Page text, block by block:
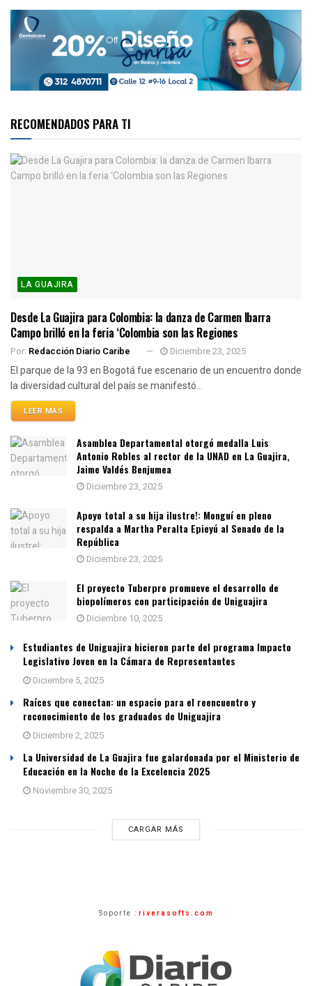
RECOMENDADOS PARA TI
LA GUAJIRA
Desde La Guajira para Colombia: la danza de Carmen Ibarra
Campo brilló en la feria ‘Colombia son las Regiones
Por: Redacción Diario Caribe Diciembre 23, 2025
El parque de la 93 en Bogotá fue escenario de un encuentro donde
la diversidad cultural del país se manifestó...
LEER MÁS
Asamblea Departamental otorgó medalla Luis
Antonio Robles al rector de la UNAD en La Guajira,
Jaime Valdés Benjumea
Diciembre 23, 2025
Apoyo total a su hija ilustre!: Monguí en pleno
respalda a Martha Peralta Epieyú al Senado de la
República
Diciembre 23, 2025
El proyecto Tuberpro promueve el desarrollo de
biopolímeros con participación de Uniguajira
Diciembre 10, 2025
Estudiantes de Uniguajira hicieron parte del programa Impacto
Legislativo Joven en la Cámara de Representantes
Diciembre 5, 2025
Raíces que conectan: un espacio para el reencuentro y
reconocimiento de los graduados de Uniguajira
Diciembre 2, 2025
La Universidad de La Guajira fue galardonada por el Ministerio de
Educación en la Noche de la Excelencia 2025
Noviembre 30, 2025
CARGAR MÁS
Soporte : riverasofts.com